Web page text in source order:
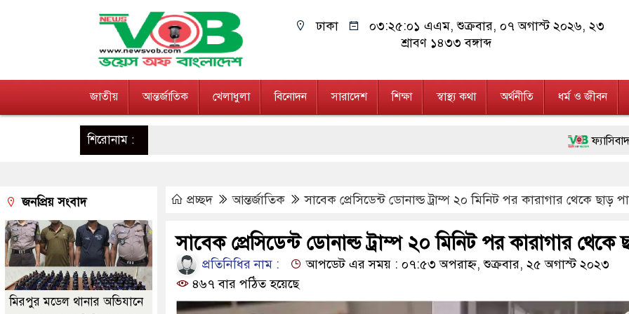
ঢাকা ০৩:২৫:০২ এএম, শুক্রবার, ০৭ অগাস্ট ২০২৬, ২৩
শ্রাবণ ১৪৩৩ বঙ্গাব্দ
জাতীয় আন্তর্জাতিক খেলাধুলা বিনোদন সারাদেশ শিক্ষা স্বাস্থ্য কথা অর্থনীতি ধর্ম ও জীবন
শিরোনাম : ফ্যাসিবাদবিরোধী
জনগণ পরিবর্তন চেয়েছে
২৮ লাখ টাকার জাল
নেতৃত্ব ও গণতন্ত্রের
অবৈধ বিদেশি পিস্তল,
প্রচ্ছদ আন্তর্জাতিক সাবেক প্রেসিডেন্ট ডোনাল্ড ট্রাম্প ২০ মিনিট পর কারাগার থেকে ছাড়
সাবেক প্রেসিডেন্ট ডোনাল্ড ট্রাম্প ২০ মিনিট পর কারাগার থেকে
প্রতিনিধির নাম :
আপডেট এর সময় : ০৭:৫৩ অপরাহ্ন, শুক্রবার, ২৫ অগাস্ট ২০২৩
৪৬৭ বার পঠিত হয়েছে
জনপ্রিয় সংবাদ
মিরপুর মডেল থানার অভিযানে